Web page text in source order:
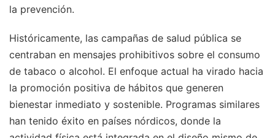
la prevención.
Históricamente, las campañas de salud pública se
centraban en mensajes prohibitivos sobre el consumo
de tabaco o alcohol. El enfoque actual ha virado hacia
la promoción positiva de hábitos que generen
bienestar inmediato y sostenible. Programas similares
han tenido éxito en países nórdicos, donde la